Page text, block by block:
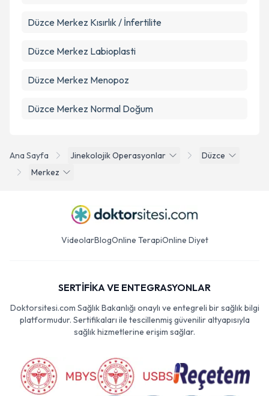
Ana Sayfa Jinekolojik Operasyonlar
Düzce
Merkez
Düzce Merkez Kısırlık / İnfertilite
Düzce Merkez Labioplasti
Düzce Merkez Menopoz
Düzce Merkez Normal Doğum
VideolarBlogOnline TerapiOnline Diyet
SERTİFİKA VE ENTEGRASYONLAR
Doktorsitesi.com Sağlık Bakanlığı onaylı ve entegreli bir sağlık bilgi
platformudur. Sertifikaları ile tescillenmiş güvenilir altyapısıyla
sağlık hizmetlerine erişim sağlar.